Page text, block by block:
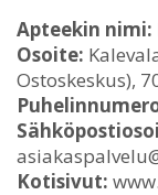
Apteekin nimi:
Osoite:
Ostoskeskus),
Kotisivut: